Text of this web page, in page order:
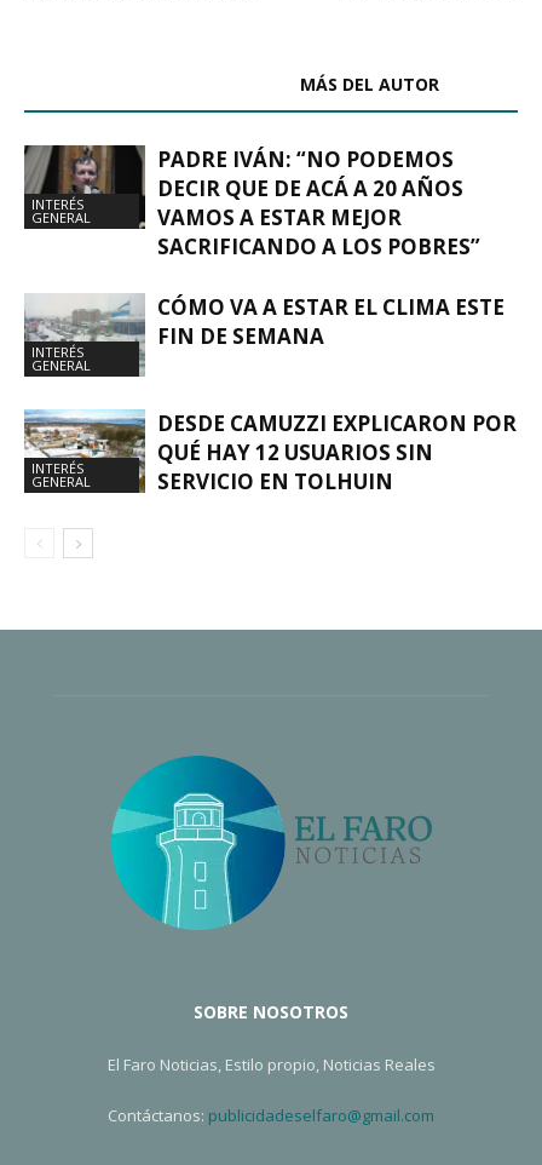
MÁS DEL AUTOR
INTERÉS
GENERAL
PADRE IVÁN: “NO PODEMOS
DECIR QUE DE ACÁ A 20 AÑOS
VAMOS A ESTAR MEJOR
SACRIFICANDO A LOS POBRES”
INTERÉS
GENERAL
CÓMO VA A ESTAR EL CLIMA ESTE
FIN DE SEMANA
INTERÉS
GENERAL
DESDE CAMUZZI EXPLICARON POR
QUÉ HAY 12 USUARIOS SIN
SERVICIO EN TOLHUIN
SOBRE NOSOTROS
El Faro Noticias, Estilo propio, Noticias Reales
Contáctanos: publicidadeselfaro@gmail.com